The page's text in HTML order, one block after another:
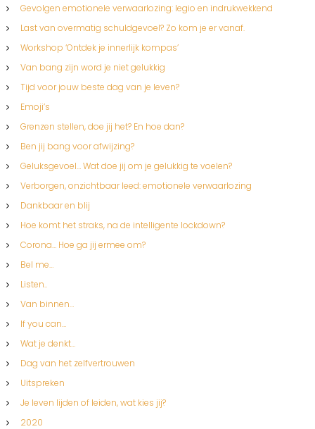
Gevolgen emotionele verwaarlozing: legio en indrukwekkend
Last van overmatig schuldgevoel? Zo kom je er vanaf.
Workshop ‘Ontdek je innerlijk kompas’
Van bang zijn word je niet gelukkig
Tijd voor jouw beste dag van je leven?
Emoji’s
Grenzen stellen, doe jij het? En hoe dan?
Ben jij bang voor afwijzing?
Geluksgevoel… Wat doe jij om je gelukkig te voelen?
Verborgen, onzichtbaar leed: emotionele verwaarlozing
Dankbaar en blij
Hoe komt het straks, na de intelligente lockdown?
Corona… Hoe ga jij ermee om?
Bel me…
Listen..
Van binnen…
If you can…
Wat je denkt…
Dag van het zelfvertrouwen
Uitspreken
Je leven lijden of leiden, wat kies jij?
2020